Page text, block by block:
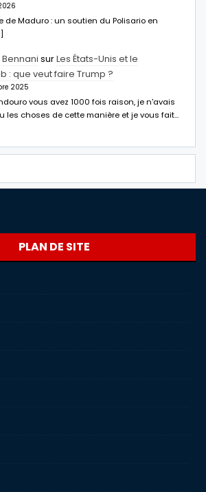
de Maduro : un soutien du Polisario en
surLes États-Unis et le
: que veut faire Trump ?
2025
vous avez 1000 fois raison, je n'avais
les choses de cette manière et je vous fait…
PLAN DE SITE